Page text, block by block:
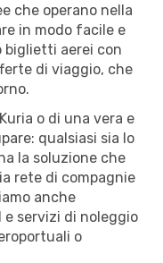
che operano nella
in modo facile e
biglietti aerei con
di viaggio, che
o di una vera e
qualsiasi sia lo
la soluzione che
rete di compagnie
anche
servizi di noleggio
o